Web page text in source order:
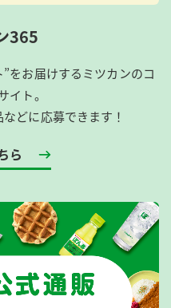
365
をお届けするミツカンのコ
イト。
どに応募できます！
ら